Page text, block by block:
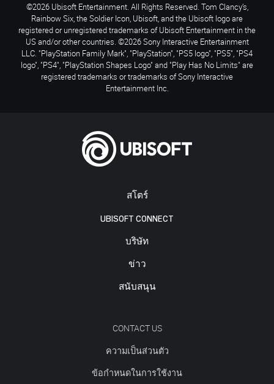
สโตร์
UBISOFT CONNECT
บริษัท
ข่าว
สนับสนุน
CONTACT US
ความเป็นส่วนตัว
ข้อกำหนดในการใช้งาน
©2026 Ubisoft Entertainment. All Rights Reserved. Tom Clancy’s,
Rainbow Six, the Soldier Icon, Ubisoft, and the Ubisoft logo are
registered or unregistered trademarks of Ubisoft Entertainment in the
US and/or other countries. ©2026 Sony Interactive Entertainment
LLC. "PlayStation Family Mark", "PlayStation", "PS5 logo", "PS5", "PS4
logo", "PS4", "PlayStation Shapes Logo" and "Play Has No Limits" are
registered trademarks or trademarks of Sony Interactive
Entertainment Inc.